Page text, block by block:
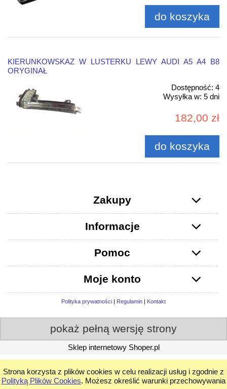
Strona korzysta z plików cookies w celu realizacji usług i zgodnie z
Polityką Plików Cookies. Możesz określić warunki przechowywania
do koszyka
KIERUNKOWSKAZ W LUSTERKU LEWY AUDI A5 A4 B8
ORYGINAŁ
Dostępność: 4
Wysyłka w: 5 dni
182,00 zł
do koszyka
Zakupy
Informacje
Pomoc
Moje konto
Polityka prywatności Regulamin Kontakt
pokaż pełną wersję strony
Sklep internetowy Shoper.pl